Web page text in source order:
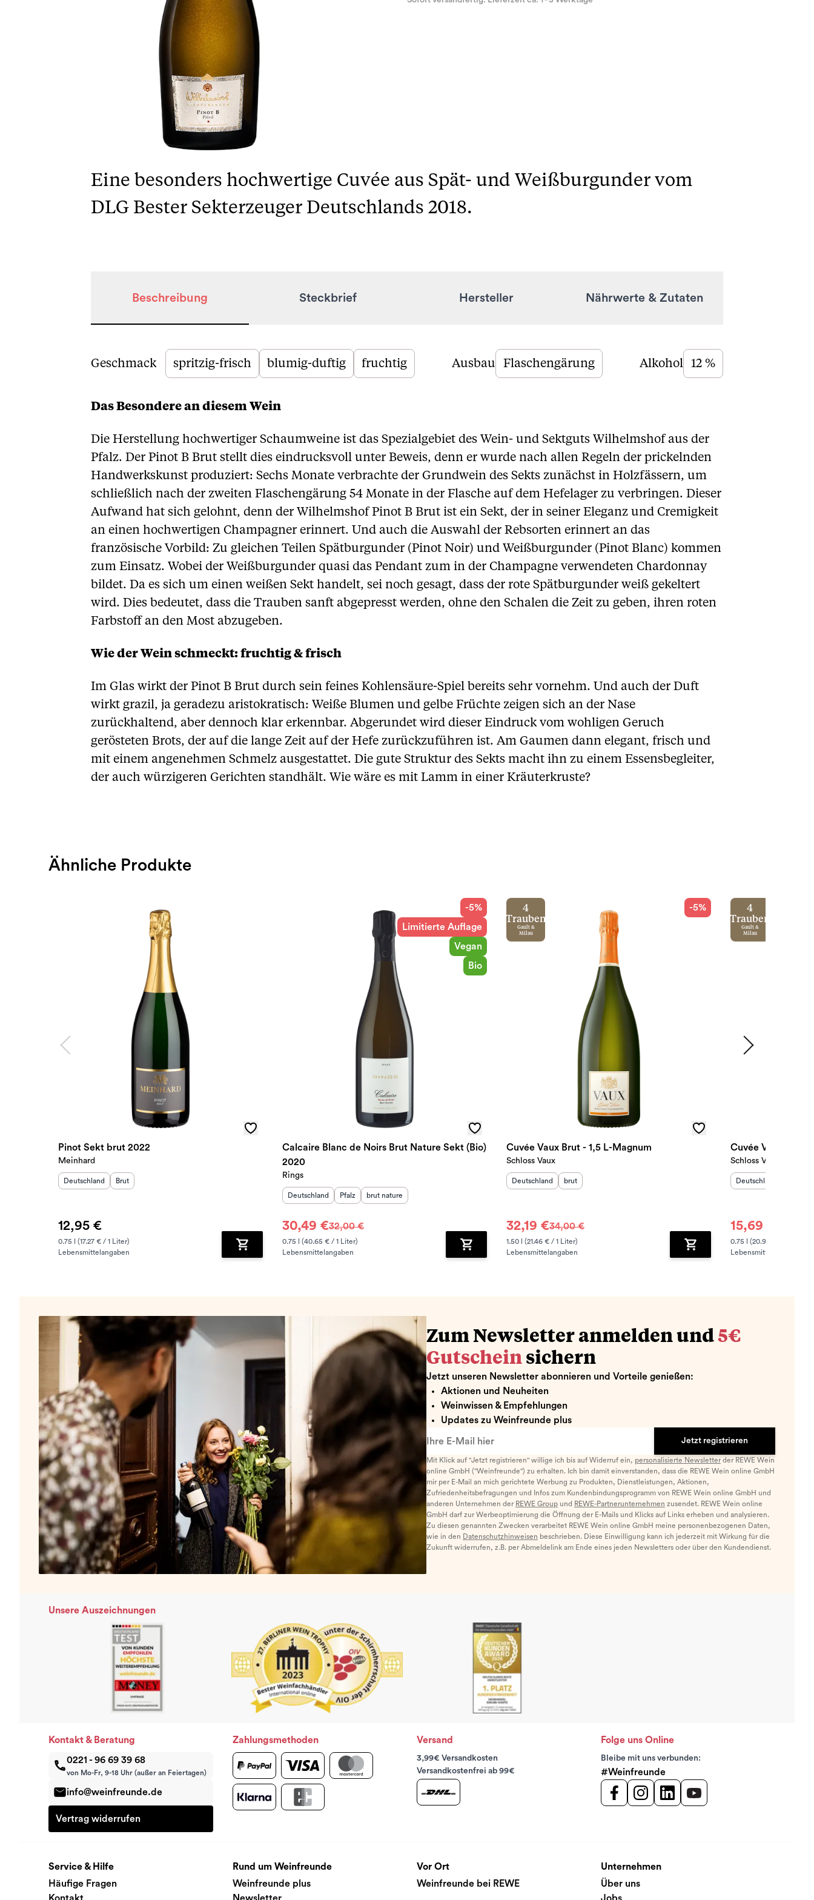
Eine besonders hochwertige Cuvée aus Spät- und Weißburgunder vom
DLG Bester Sekterzeuger Deutschlands 2018.
Beschreibung Steckbrief Hersteller Nährwerte & Zutaten
Beschreibung
Geschmack spritzig-frisch blumig-duftig fruchtig Ausbau Flaschengärung Alkohol 12 %
Das Besondere an diesem Wein
Die Herstellung hochwertiger Schaumweine ist das Spezialgebiet des Wein- und Sektguts Wilhelmshof aus der
Pfalz. Der Pinot B Brut stellt dies eindrucksvoll unter Beweis, denn er wurde nach allen Regeln der prickelnden
Handwerkskunst produziert: Sechs Monate verbrachte der Grundwein des Sekts zunächst in Holzfässern, um
schließlich nach der zweiten Flaschengärung 54 Monate in der Flasche auf dem Hefelager zu verbringen. Dieser
Aufwand hat sich gelohnt, denn der Wilhelmshof Pinot B Brut ist ein Sekt, der in seiner Eleganz und Cremigkeit
an einen hochwertigen Champagner erinnert. Und auch die Auswahl der Rebsorten erinnert an das
französische Vorbild: Zu gleichen Teilen Spätburgunder (Pinot Noir) und Weißburgunder (Pinot Blanc) kommen
zum Einsatz. Wobei der Weißburgunder quasi das Pendant zum in der Champagne verwendeten Chardonnay
bildet. Da es sich um einen weißen Sekt handelt, sei noch gesagt, dass der rote Spätburgunder weiß gekeltert
wird. Dies bedeutet, dass die Trauben sanft abgepresst werden, ohne den Schalen die Zeit zu geben, ihren roten
Farbstoff an den Most abzugeben.
Wie der Wein schmeckt: fruchtig & frisch
Im Glas wirkt der Pinot B Brut durch sein feines Kohlensäure-Spiel bereits sehr vornehm. Und auch der Duft
wirkt grazil, ja geradezu aristokratisch: Weiße Blumen und gelbe Früchte zeigen sich an der Nase
zurückhaltend, aber dennoch klar erkennbar. Abgerundet wird dieser Eindruck vom wohligen Geruch
gerösteten Brots, der auf die lange Zeit auf der Hefe zurückzuführen ist. Am Gaumen dann elegant, frisch und
mit einem angenehmen Schmelz ausgestattet. Die gute Struktur des Sekts macht ihn zu einem Essensbegleiter,
der auch würzigeren Gerichten standhält. Wie wäre es mit Lamm in einer Kräuterkruste?
Ähnliche Produkte
Pinot Sekt brut 2022
Meinhard
Herkunftsland
Deutschland Geschmack
Brut
12,95 €
0.75 l (17.27 € / 1 Liter)
Lebensmittelangaben
Zum Warenkorb hinzufügen
-5%
Limitierte Auflage
Vegan
Bio
Calcaire Blanc de Noirs Brut Nature Sekt (Bio)
2020
Rings
Herkunftsland
Deutschland Herkunftsregion:
Pfalz Geschmack
brut nature
30,49 €32,00 €
0.75 l (40.65 € / 1 Liter)
Lebensmittelangaben
Zum Warenkorb hinzufügen
4
Trauben
Gault &
Milau
-5%
Cuvée Vaux Brut - 1,5 L-Magnum
Schloss Vaux
Herkunftsland
Deutschland Geschmack
brut
32,19 €34,00 €
1.50 l (21.46 € / 1 Liter)
Lebensmittelangaben
Zum Warenkorb hinzufügen
4
Trauben
Gault &
Milau
Cuvée Vaux Brut
Schloss Vaux
Herkunftsland
Deutschland
15,69 €
0.75 l (20.92 € / 1 Liter)
Lebensmittelangaben
Zum Newsletter anmelden und 5€
Gutschein sichern
Jetzt unseren Newsletter abonnieren und Vorteile genießen:
Aktionen und Neuheiten
Weinwissen & Empfehlungen
Updates zu Weinfreunde plus
Jetzt registrieren
Mit Klick auf "Jetzt registrieren" willige ich bis auf Widerruf ein, personalisierte Newsletterder REWE Wein
online GmbH ("Weinfreunde") zu erhalten. Ich bin damit einverstanden, dass die REWE Wein online GmbH
mir per E-Mail an mich gerichtete Werbung zu Produkten, Dienstleistungen, Aktionen,
Zufriedenheitsbefragungen und Infos zum Kundenbindungsprogramm von REWE Wein online GmbH und
anderen Unternehmen der REWE Group und REWE-Partnerunternehmen zusendet. REWE Wein online
GmbH darf zur Werbeoptimierung die Öffnung der E-Mails und Klicks auf Links erheben und analysieren.
Zu diesen genannten Zwecken verarbeitet REWE Wein online GmbH meine personenbezogenen Daten,
wie in den Datenschutzhinweisen beschrieben. Diese Einwilligung kann ich jederzeit mit Wirkung für die
Zukunft widerrufen, z.B. per Abmeldelink am Ende eines jeden Newsletters oder über den Kundendienst.
Unsere Auszeichnungen
Kontakt & Beratung
0221 - 96 69 39 68
von Mo-Fr, 9-18 Uhr (außer an Feiertagen)
info@weinfreunde.de
Vertrag widerrufen
Zahlungsmethoden Versand
3,99€ Versandkosten
Versandkostenfrei ab 99€
Folge uns Online
Bleibe mit uns verbunden:
#Weinfreunde
Service & Hilfe
Häufige Fragen
Rund um Weinfreunde
Weinfreunde plus
Vor Ort
Weinfreunde bei REWE
Unternehmen
Über uns